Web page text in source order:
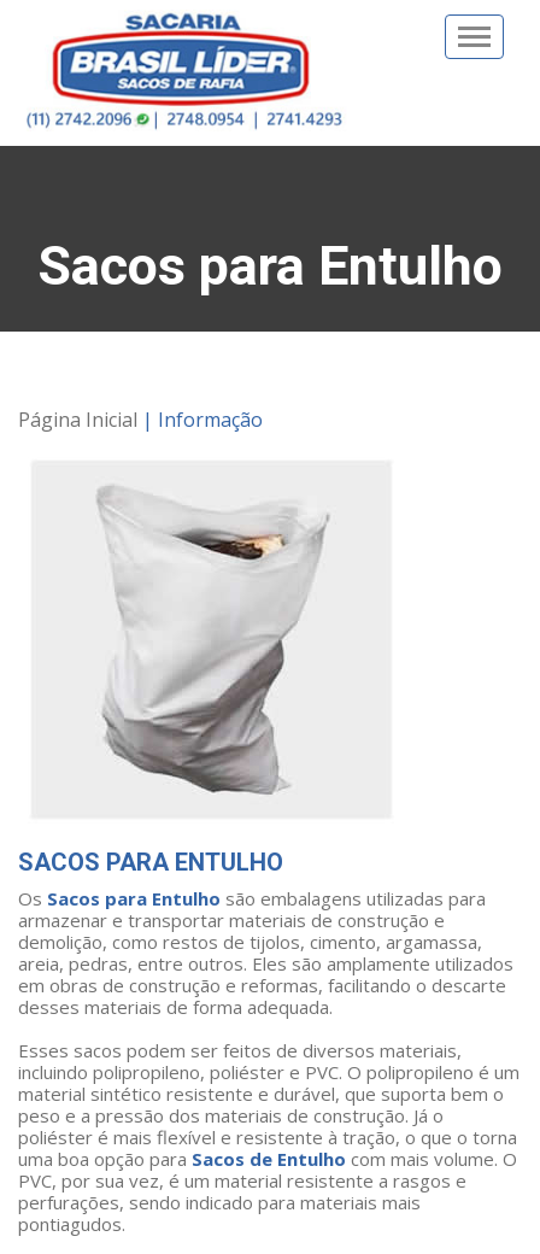
Toggle
Sacos para Entulho
Página Inicial | Informação
SACOS PARA ENTULHO
Os Sacos para Entulho são embalagens utilizadas para
armazenar e transportar materiais de construção e
demolição, como restos de tijolos, cimento, argamassa,
areia, pedras, entre outros. Eles são amplamente utilizados
em obras de construção e reformas, facilitando o descarte
desses materiais de forma adequada.
Esses sacos podem ser feitos de diversos materiais,
incluindo polipropileno, poliéster e PVC. O polipropileno é um
material sintético resistente e durável, que suporta bem o
peso e a pressão dos materiais de construção. Já o
poliéster é mais flexível e resistente à tração, o que o torna
uma boa opção para Sacos de Entulho com mais volume. O
PVC, por sua vez, é um material resistente a rasgos e
perfurações, sendo indicado para materiais mais
pontiagudos.